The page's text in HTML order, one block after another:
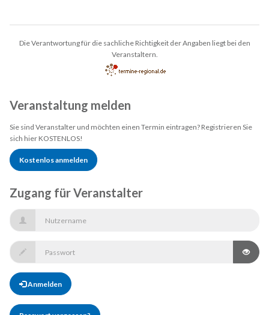
Die Verantwortung für die sachliche Richtigkeit der Angaben liegt bei den
Veranstaltern.
Veranstaltung melden
Sie sind Veranstalter und möchten einen Termin eintragen? Registrieren Sie
sich hier KOSTENLOS!
Kostenlos anmelden
Zugang für Veranstalter
Anmelden